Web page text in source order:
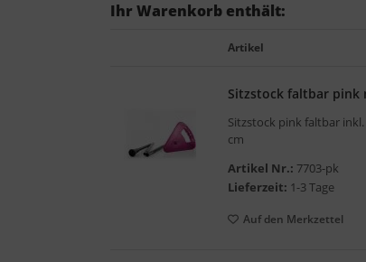
Ihr Warenkorb enthält:
Artikel
Sitzstock faltbar pink
Sitzstock pink faltbar
cm
Artikel Nr.: 7703-pk
Lieferzeit: 1-3 Tage
Auf den Merkzettel